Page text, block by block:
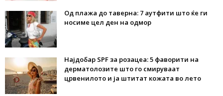
Од плажа до таверна: 7 аутфити што ќе ги
носиме цел ден на одмор
Најдобар SPF за розацеа: 5 фаворити на
дерматолозите што го смируваат
црвенилото и ја штитат кожата во лето